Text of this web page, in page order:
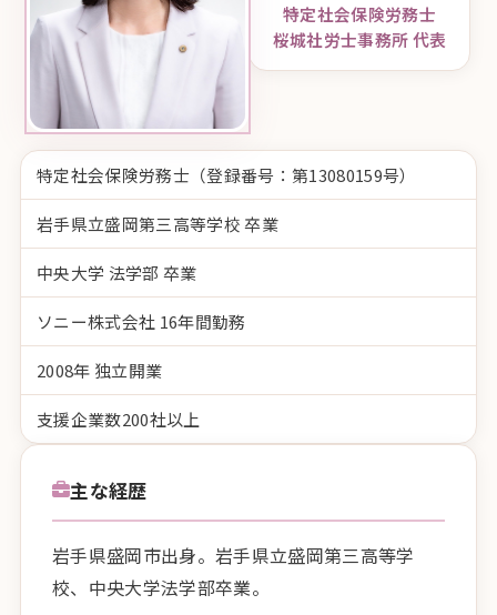
主な経歴
岩手県盛岡市出身。岩手県立盛岡第三高等学
校、中央大学法学部卒業。
特定社会保険労務士
桜城社労士事務所 代表
特定社会保険労務士（登録番号：第13080159号）
岩手県立盛岡第三高等学校 卒業
中央大学 法学部 卒業
ソニー株式会社 16年間勤務
2008年 独立開業
支援企業数200社以上